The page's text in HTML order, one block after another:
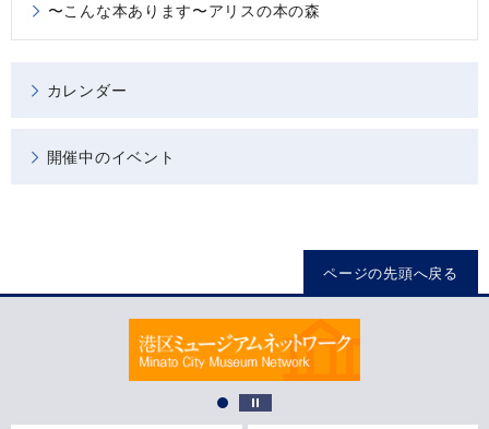
〜こんな本あります〜アリスの本の森
カレンダー
開催中のイベント
ページの先頭へ戻る